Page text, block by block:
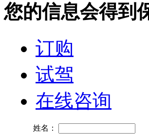
您的信息会得到
订购
试驾
在线咨询
姓名：